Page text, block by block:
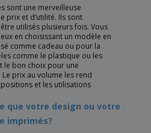
sont une merveilleuse
prix et d’utilité. Ils sont
utilisés plusieurs fois. Vous
en choisissant un modèle en
comme cadeau ou pour la
comme le plastique ou les
le bon choix pour une
prix au volume les rend
et les utilisations
que votre design ou votre
imprimés?